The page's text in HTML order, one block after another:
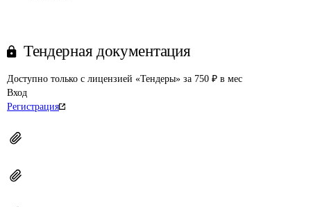
Тендерная документация
Доступно только с лицензией «Тендеры» за 750 ₽ в мес
Вход
Регистрация